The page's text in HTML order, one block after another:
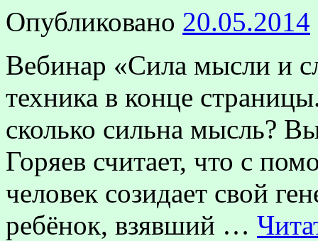
Опубликовано 20.05.2014
Вебинар «Сила мысли и
техника в конце
сколько сильна мысль?
Горяев считает, что с
человек созидает свой
ребёнок, взявший …